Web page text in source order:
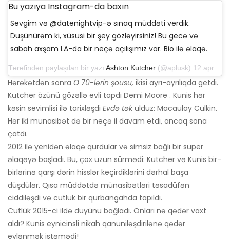
Bu yazıya Instagram-da baxın
Sevgim və @datenightvip-ə sınaq müddəti verdik.
Düşünürəm ki, xüsusi bir şey gözləyirsiniz! Bu gecə və
sabah axşam LA-da bir neçə açılışımız var. Bio ilə əlaqə.
Tərəfindən paylaşılan bir yazı Ashton Kutcher (@aplusk) 12 aprel 2019-cu il, saat 14: 50-də PDT
Hərəkətdən sonra O 70-lərin şousu, ikisi ayrı-ayrılıqda getdi.
Kutcher özünü gözəllə evli tapdı Demi Moore . Kunis hər
kəsin sevimlisi ilə tarixləşdi Evdə təkulduz: Macaulay Culkin.
Hər iki münasibət də bir neçə il davam etdi, ancaq sona
çatdı.
2012 ilə yenidən əlaqə qurdular və simsiz bağlı bir super
əlaqəyə başladı. Bu, çox uzun sürmədi: Kutcher və Kunis bir-
birlərinə qarşı dərin hisslər keçirdiklərini dərhal başa
düşdülər. Qısa müddətdə münasibətləri təsadüfən
ciddiləşdi və cütlük bir qurbangahda tapıldı.
Cütlük 2015-ci ildə düyünü bağladı. Onları nə qədər vaxt
aldı? Kunis eynicinsli nikah qanuniləşdirilənə qədər
evlənmək istəmədi!